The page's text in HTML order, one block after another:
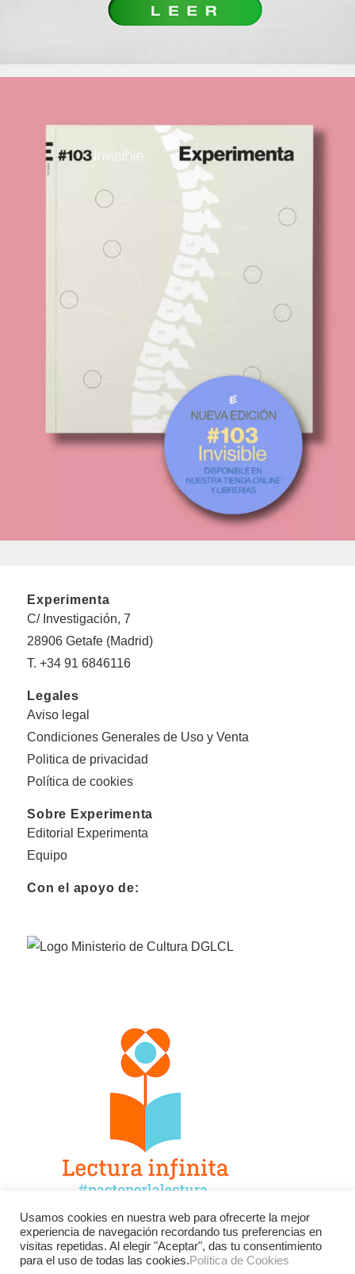
Experimenta
C/ Investigación, 7
28906 Getafe (Madrid)
T. +34 91 6846116
Legales
Aviso legal
Condiciones Generales de Uso y Venta
Politica de privacidad
Política de cookies
Sobre Experimenta
Editorial Experimenta
Equipo
Con el apoyo de:
Facebook Twitter
Instagram
YouTube
LinkedIn Contacto
Usamos cookies en nuestra web para ofrecerte la mejor
experiencia de navegación recordando tus preferencias en
visitas repetidas. Al elegir "Aceptar", das tu consentimiento
para el uso de todas las cookies.Política de Cookies